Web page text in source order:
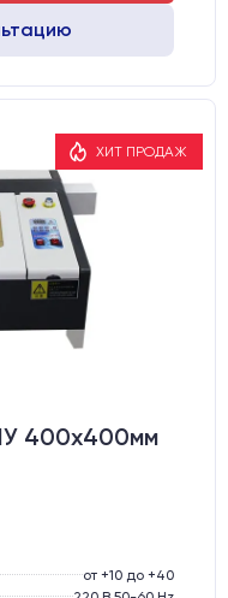
ХИТ ПРОДАЖ
400х400мм
от +10 до +40